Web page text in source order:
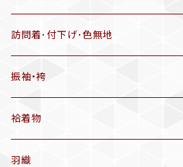
半幅帯
有松絞り浴衣(6～9月頃)
リサイクル着物
リサイクル帯
アンティーク帯
アンティーク仕立てかえ帯
名古屋帯
訪問着･付下げ･色無地
振袖・袴
袷着物
アンティーク着物
羽織